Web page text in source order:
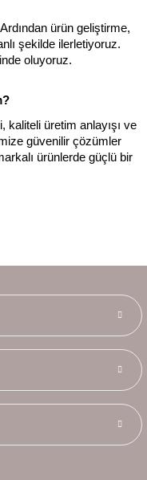
ürün geliştirme,
şekilde ilerletiyoruz.
oluyoruz.
kaliteli üretim anlayışı ve
güvenilir çözümler
ürünlerde güçlü bir